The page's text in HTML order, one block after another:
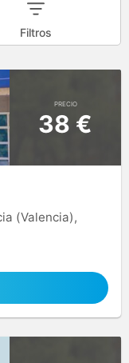
Filtros
PRECIO
38 €
(Valencia),